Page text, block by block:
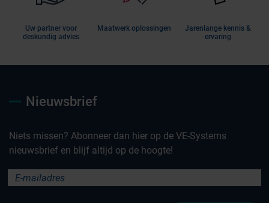
Uw partner voor
deskundig advies
Maatwerk oplossingen
Jarenlange kennis &
ervaring
Nieuwsbrief
Niets missen? Abonneer dan hier op de VE-Systems
nieuwsbrief en blijf altijd op de hoogte!